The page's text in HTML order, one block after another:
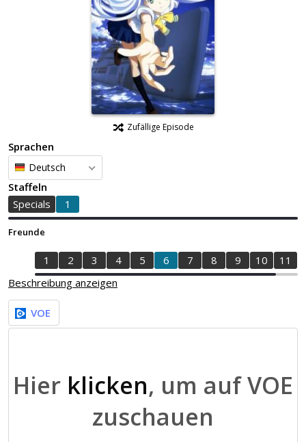
Zufällige Episode
Sprachen
Deutsch
Staffeln
Specials
1
Freunde
1 2 3 4 5 6 7 8 9 10 11
Beschreibung anzeigen
VOE
Hier klicken, um auf VOE
zuschauen